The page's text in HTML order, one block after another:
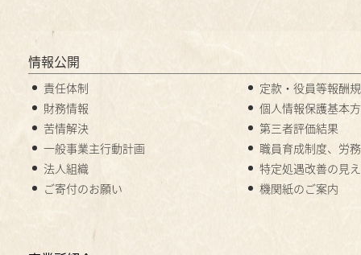
情報公開
責任体制
定款・役員等報酬
財務情報
個人情報保護基本
苦情解決
第三者評価結果
一般事業主行動計画
職員育成制度、労
法人組織
特定処遇改善の見
ご寄付のお願い
機関紙のご案内